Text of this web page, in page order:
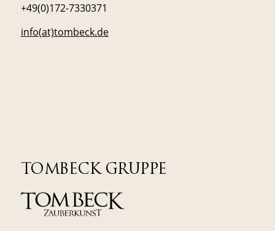
+49(0)172-7330371
info(at)tombeck.de
TOMBECK GRUPPE